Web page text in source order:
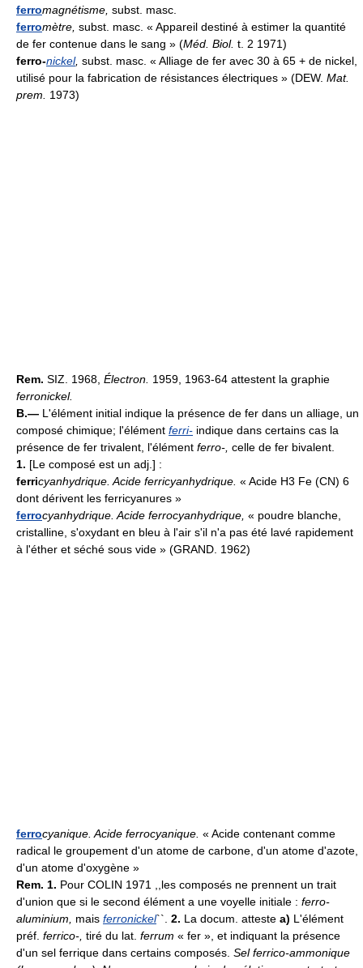
ferromagnétisme, subst. masc.
ferromètre subst. masc. « Appareil destiné à estimer la quantité
de fer contenue dans le sang » (Méd. Biol. t. 2 1971)
ferro-nickel, subst. masc. « Alliage de fer avec 30 à 65 + de nickel,
utilisé pour la fabrication de résistances électriques » (DEW. Mat.
prem.
1973)
Rem. SIZ. 1968, Électron. 1959, 1963-64 attestent la graphie
ferronickel.
B.— L'élément initial indique la présence de fer dans un alliage, un
composé chimique; l'élément ferri- indique dans certains cas la
présence de fer trivalent, l'élément ferro-, celle de fer bivalent.
1. [Le composé est un adj.] :
ferricyanhydrique. Acide ferricyanhydrique. « Acide H3 Fe (CN) 6
dont dérivent les ferricyanures »
ferrocyanhydrique. Acide ferrocyanhydrique, « poudre blanche,
cristalline, s'oxydant en bleu à l'air s'il n'a pas été lavé rapidement
à l'éther et séché sous vide » (GRAND. 1962)
ferrocyanique. Acide ferrocyanique. « Acide contenant comme
radical le groupement d'un atome de carbone, d'un atome d'azote,
d'un atome d'oxygène »
Rem. 1. Pour COLIN 1971 ,,les composés ne prennent un trait
d'union que si le second élément a une voyelle initiale : ferro-
aluminium,
mais ferronickel``. 2. La docum. atteste a) L'élément
préf. ferrico-, tiré du lat. ferrum « fer », et indiquant la présence
d'un sel ferrique dans certains composés. Sel ferrico-ammonique